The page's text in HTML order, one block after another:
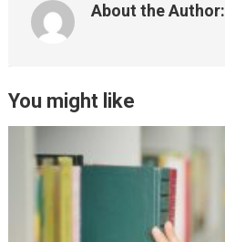
About the Author:
You might like